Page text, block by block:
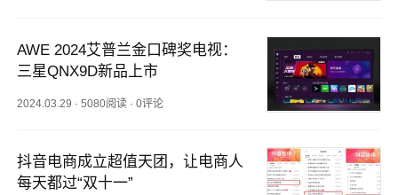
AWE 2024艾普兰金口碑奖电视：
三星QNX9D新品上市
2024.03.29 ·5080阅读 ·0评论
抖音电商成立超值天团，让电商人
每天都过“双十一”